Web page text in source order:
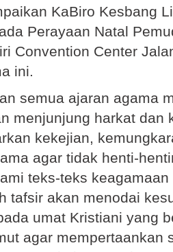
KaBiro Kesbang
Perayaan Natal
Convention Center
ini.
semua ajaran agama
menjunjung harkat dan
kekejian,
agar tidak henti-
teks-teks
tafsir akan menodai
umat Kristiani yang
agar mempertaankan